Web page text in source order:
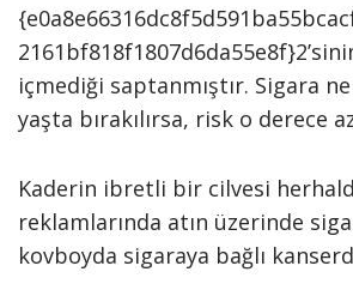
içmediği saptanmıştır. Sigara
yaşta bırakılırsa, risk o derece
Kaderin ibretli bir cilvesi
reklamlarında atın üzerinde
kovboyda sigaraya bağlı